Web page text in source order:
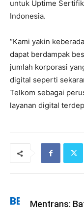
untuk Uptime
Indonesia.
“Kami yakin
dapat berdampak
jumlah korporasi
digital seperti
Telkom sebagai
layanan digital
BERITAMentrans: